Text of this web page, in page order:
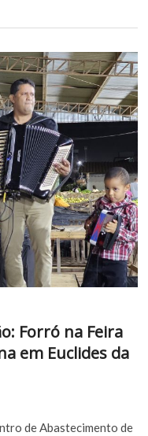
Forró na Feira
em Euclides da
de Abastecimento de